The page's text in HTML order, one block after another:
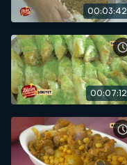
00:03:42
00:07:12